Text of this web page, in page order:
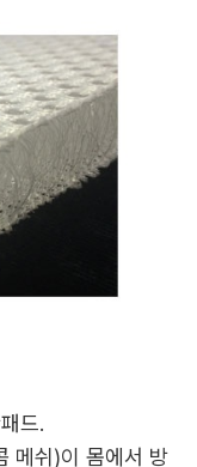
드.
메쉬)이 몸에서 방